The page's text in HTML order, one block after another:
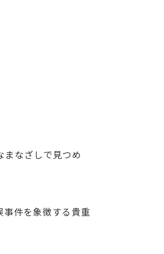
まなざしで見つめ
事件を象徴する貴重